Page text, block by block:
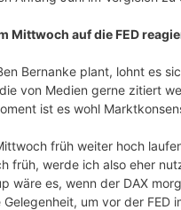
Mittwoch auf die FED
Bernanke plant, lohnt es
von Medien gerne zitiert
ist es wohl
früh weiter hoch
früh, werde ich also eher
wäre es, wenn der DAX
um vor der